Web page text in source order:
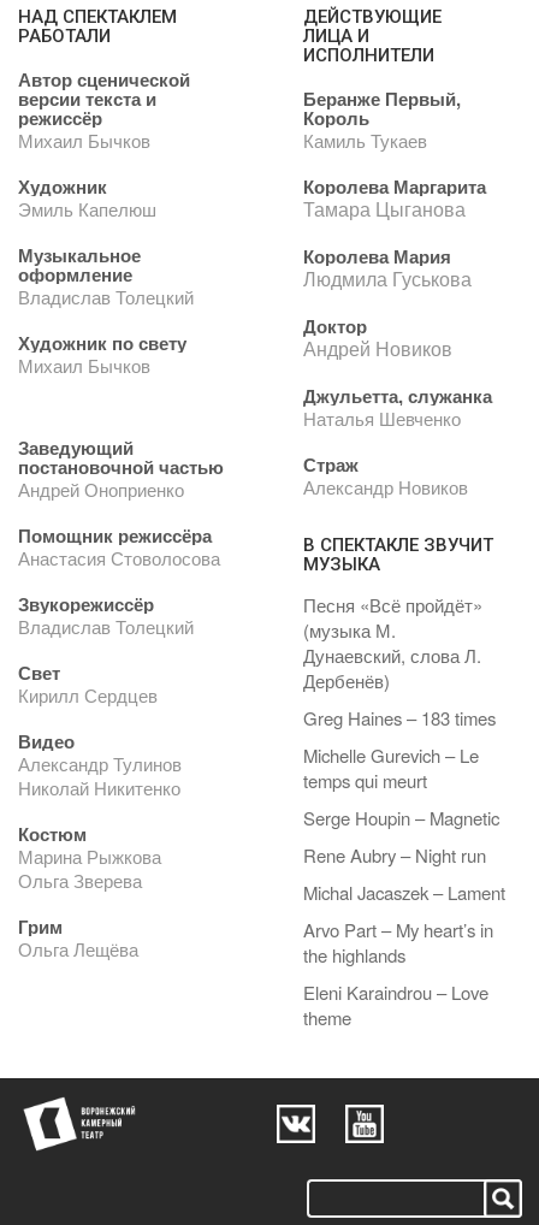
НАД СПЕКТАКЛЕМ
РАБОТАЛИ
Автор сценической
версии текста и
режиссёр
Михаил Бычков
Художник
Эмиль Капелюш
Музыкальное
оформление
Владислав Толецкий
Художник по свету
Михаил Бычков
Заведующий
постановочной частью
Андрей Оноприенко
Помощник режиссёра
Анастасия Стоволосова
Звукорежиссёр
Владислав Толецкий
Свет
Кирилл Сердцев
Видео
Александр Тулинов
Николай Никитенко
Костюм
Марина Рыжкова
Ольга Зверева
Грим
Ольга Лещёва
ДЕЙСТВУЮЩИЕ
ЛИЦА И
ИСПОЛНИТЕЛИ
Беранже Первый,
Король
Камиль Тукаев
Королева Маргарита
Тамара Цыганова
Королева Мария
Людмила Гуськова
Доктор
Андрей Новиков
Джульетта, служанка
Наталья Шевченко
Страж
Александр Новиков
В СПЕКТАКЛЕ ЗВУЧИТ
МУЗЫКА
Песня «Всё пройдёт»
(музыка М.
Дунаевский, слова Л.
Дербенёв)
Greg Haines – 183 times
Michelle Gurevich – Le
temps qui meurt
Serge Houpin – Magnetic
Rene Aubry – Night run
Michal Jacaszek – Lament
Arvo Part – My heart’s in
the highlands
Eleni Karaindrou – Love
theme